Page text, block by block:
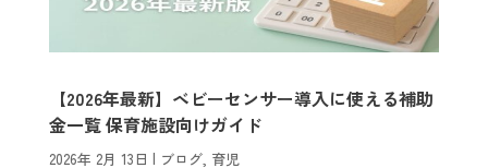
【2026年最新】ベビーセンサー導入に使える補助
金一覧 保育施設向けガイド
2026年 2月 13日 | ブログ, 育児